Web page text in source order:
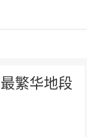
繁华地段